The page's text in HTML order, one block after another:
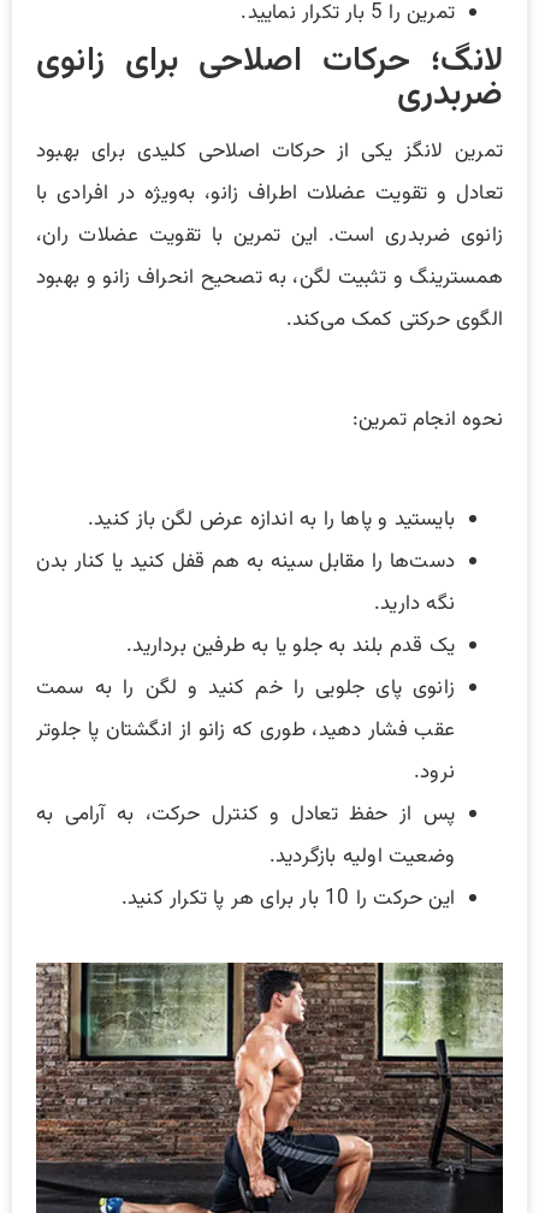
تمرین را 5 بار تکرار نمایید.
لانگ؛ حرکات اصلاحی برای زانوی
ضربدری
تمرین لانگز یکی از حرکات اصلاحی کلیدی برای بهبود
تعادل و تقویت عضلات اطراف زانو، به‌ویژه در افرادی با
زانوی ضربدری است. این تمرین با تقویت عضلات ران،
همسترینگ و تثبیت لگن، به تصحیح انحراف زانو و بهبود
الگوی حرکتی کمک می‌کند.
نحوه انجام تمرین:
بایستید و پاها را به اندازه عرض لگن باز کنید.
دست‌ها را مقابل سینه به هم قفل کنید یا کنار بدن
نگه دارید.
یک قدم بلند به جلو یا به طرفین بردارید.
زانوی پای جلویی را خم کنید و لگن را به سمت
عقب فشار دهید، طوری که زانو از انگشتان پا جلوتر
نرود.
پس از حفظ تعادل و کنترل حرکت، به آرامی به
وضعیت اولیه بازگردید.
این حرکت را 10 بار برای هر پا تکرار کنید.